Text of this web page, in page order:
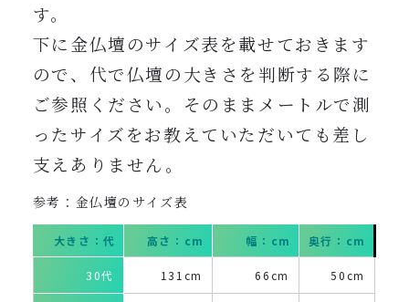
す。
下に金仏壇のサイズ表を載せておきます
ので、代で仏壇の大きさを判断する際に
ご参照ください。そのままメートルで測
ったサイズをお教えていただいても差し
支えありません。
参考：金仏壇のサイズ表
大きさ：代 高さ：cm 幅：cm 奥行：cm
30代 131cm 66cm 50cm